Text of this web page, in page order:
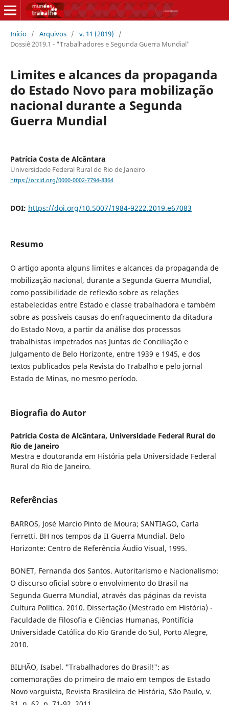
Início / Arquivos / v. 11 (2019)
/
Dossiê 2019.1 - "Trabalhadores e Segunda Guerra Mundial"
Limites e alcances da propaganda
do Estado Novo para mobilização
nacional durante a Segunda
Guerra Mundial
Patrícia Costa de Alcântara
Universidade Federal Rural do Rio de Janeiro
https://orcid.org/0000-0002-7794-8364
DOI: https://doi.org/10.5007/1984-9222.2019.e67083
Resumo
O artigo aponta alguns limites e alcances da propaganda de
mobilização nacional, durante a Segunda Guerra Mundial,
como possibilidade de reflexão sobre as relações
estabelecidas entre Estado e classe trabalhadora e também
sobre as possíveis causas do enfraquecimento da ditadura
do Estado Novo, a partir da análise dos processos
trabalhistas impetrados nas Juntas de Conciliação e
Julgamento de Belo Horizonte, entre 1939 e 1945, e dos
textos publicados pela Revista do Trabalho e pelo jornal
Estado de Minas, no mesmo período.
Biografia do Autor
Patrícia Costa de Alcântara, Universidade Federal Rural do
Rio de Janeiro
Mestra e doutoranda em História pela Universidade Federal
Rural do Rio de Janeiro.
Referências
BARROS, José Marcio Pinto de Moura; SANTIAGO, Carla
Ferretti. BH nos tempos da II Guerra Mundial. Belo
Horizonte: Centro de Referência Áudio Visual, 1995.
BONET, Fernanda dos Santos. Autoritarismo e Nacionalismo:
O discurso oficial sobre o envolvimento do Brasil na
Segunda Guerra Mundial, através das páginas da revista
Cultura Política. 2010. Dissertação (Mestrado em História) -
Faculdade de Filosofia e Ciências Humanas, Pontifícia
Universidade Católica do Rio Grande do Sul, Porto Alegre,
2010.
BILHÃO, Isabel. "Trabalhadores do Brasil!": as
comemorações do primeiro de maio em tempos de Estado
Novo varguista, Revista Brasileira de História, São Paulo, v.